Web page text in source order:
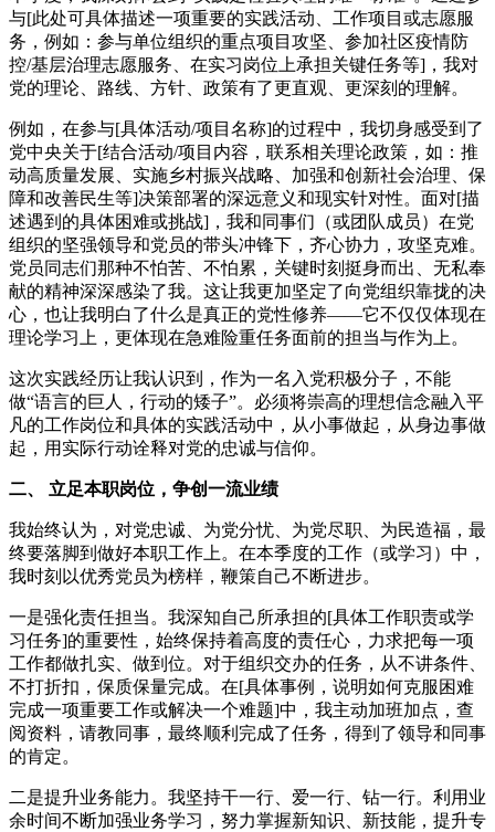
与[此处可具体描述一项重要的实践活动、工作项目或志愿服
务，例如：参与单位组织的重点项目攻坚、参加社区疫情防
控/基层治理志愿服务、在实习岗位上承担关键任务等]，我对
党的理论、路线、方针、政策有了更直观、更深刻的理解。
例如，在参与[具体活动/项目名称]的过程中，我切身感受到了
党中央关于[结合活动/项目内容，联系相关理论政策，如：推
动高质量发展、实施乡村振兴战略、加强和创新社会治理、保
障和改善民生等]决策部署的深远意义和现实针对性。面对[描
述遇到的具体困难或挑战]，我和同事们（或团队成员）在党
组织的坚强领导和党员的带头冲锋下，齐心协力，攻坚克难。
党员同志们那种不怕苦、不怕累，关键时刻挺身而出、无私奉
献的精神深深感染了我。这让我更加坚定了向党组织靠拢的决
心，也让我明白了什么是真正的党性修养——它不仅仅体现在
理论学习上，更体现在急难险重任务面前的担当与作为上。
这次实践经历让我认识到，作为一名入党积极分子，不能
做“语言的巨人，行动的矮子”。必须将崇高的理想信念融入平
凡的工作岗位和具体的实践活动中，从小事做起，从身边事做
起，用实际行动诠释对党的忠诚与信仰。
二、 立足本职岗位，争创一流业绩
我始终认为，对党忠诚、为党分忧、为党尽职、为民造福，最
终要落脚到做好本职工作上。在本季度的工作（或学习）中，
我时刻以优秀党员为榜样，鞭策自己不断进步。
一是强化责任担当。我深知自己所承担的[具体工作职责或学
习任务]的重要性，始终保持着高度的责任心，力求把每一项
工作都做扎实、做到位。对于组织交办的任务，从不讲条件、
不打折扣，保质保量完成。在[具体事例，说明如何克服困难
完成一项重要工作或解决一个难题]中，我主动加班加点，查
阅资料，请教同事，最终顺利完成了任务，得到了领导和同事
的肯定。
二是提升业务能力。我坚持干一行、爱一行、钻一行。利用业
余时间不断加强业务学习，努力掌握新知识、新技能，提升专